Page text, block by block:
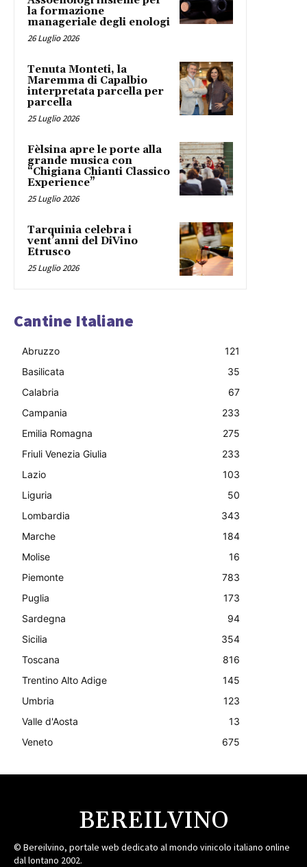
la formazione
manageriale degli enologi
26 Luglio 2026
Tenuta Monteti, la
Maremma di Capalbio
interpretata parcella per
parcella
25 Luglio 2026
Fèlsina apre le porte alla
grande musica con
“Chigiana Chianti Classico
Experience”
25 Luglio 2026
Tarquinia celebra i
vent’anni del DiVino
Etrusco
25 Luglio 2026
Cantine Italiane
Abruzzo
121
Basilicata
35
Calabria
67
Campania
233
Emilia Romagna
275
Friuli Venezia Giulia
233
Lazio
103
Liguria
50
Lombardia
343
Marche
184
Molise
16
Piemonte
783
Puglia
173
Sardegna
94
Sicilia
354
Toscana
816
Trentino Alto Adige
145
Umbria
123
Valle d'Aosta
13
Veneto
675
BEREILVINO
© Bereilvino, portale web dedicato al mondo vinicolo italiano online
dal lontano 2002.